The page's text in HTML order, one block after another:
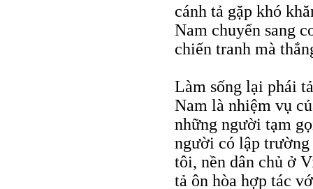
cánh tả gặp khó
Nam chuyển sang
chiến tranh mà
Làm sống lại phái
Nam là nhiệm vụ
những người tạm
người có lập trường
tôi, nền dân chủ ở
tả ôn hòa hợp tác